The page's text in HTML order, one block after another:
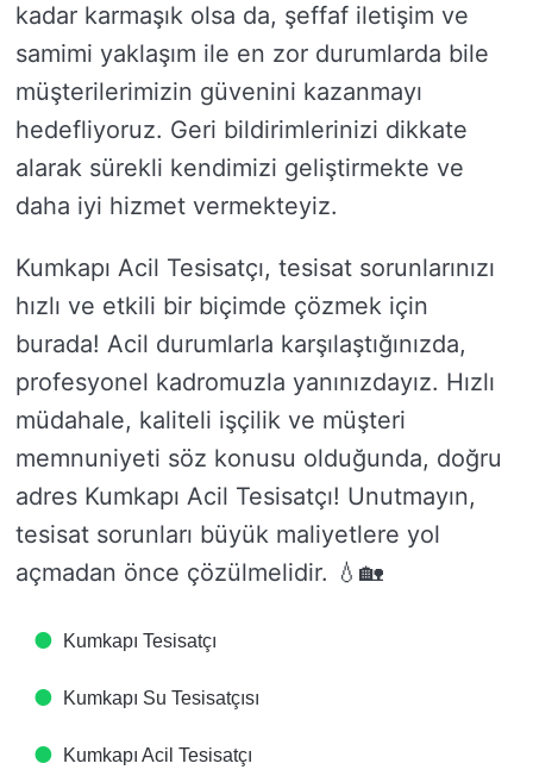
kadar karmaşık olsa da, şeffaf iletişim ve
samimi yaklaşım ile en zor durumlarda bile
müşterilerimizin güvenini kazanmayı
hedefliyoruz. Geri bildirimlerinizi dikkate
alarak sürekli kendimizi geliştirmekte ve
daha iyi hizmet vermekteyiz.
Kumkapı Acil Tesisatçı, tesisat sorunlarınızı
hızlı ve etkili bir biçimde çözmek için
burada! Acil durumlarla karşılaştığınızda,
profesyonel kadromuzla yanınızdayız. Hızlı
müdahale, kaliteli işçilik ve müşteri
memnuniyeti söz konusu olduğunda, doğru
adres Kumkapı Acil Tesisatçı! Unutmayın,
tesisat sorunları büyük maliyetlere yol
açmadan önce çözülmelidir. 💧🏡
Kumkapı Tesisatçı
Kumkapı Su Tesisatçısı
Kumkapı Acil Tesisatçı